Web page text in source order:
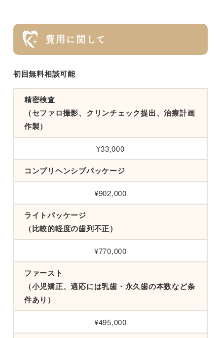
費用に関して
初回無料相談可能
精密検査
（セファロ撮影、クリンチェック提出、治療計画
作製）
¥33,000
コンプリヘンシブパッケージ
¥902,000
ライトパッケージ
（比較的軽度の歯列不正）
¥770,000
ファースト
（小児矯正、適応には乳歯・永久歯の本数など条
件あり）
¥495,000